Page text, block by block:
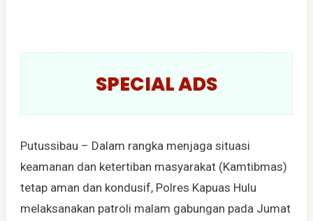
SPECIAL ADS
Putussibau – Dalam rangka menjaga situasi
keamanan dan ketertiban masyarakat (Kamtibmas)
tetap aman dan kondusif, Polres Kapuas Hulu
melaksanakan patroli malam gabungan pada Jumat